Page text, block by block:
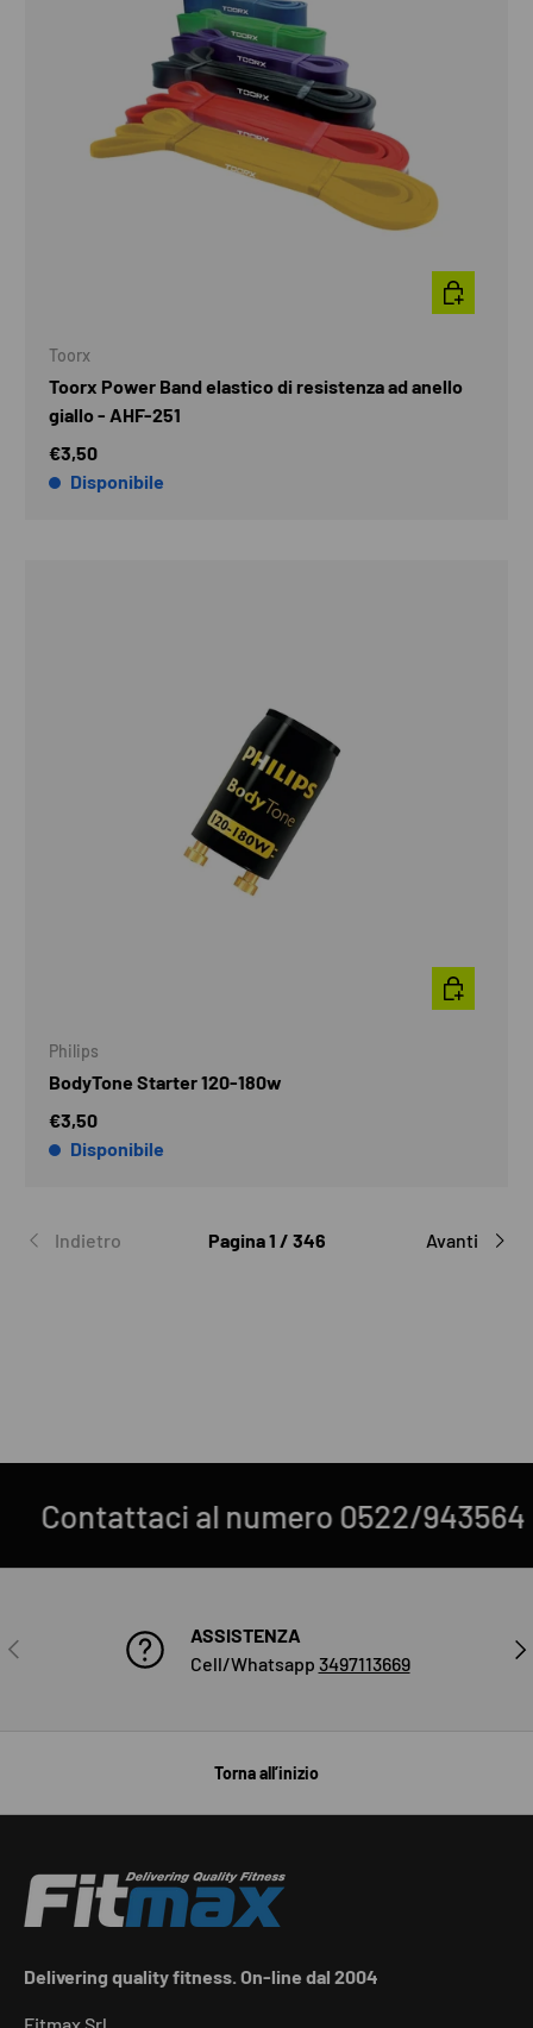
Toorx
Toorx Power Band elastico di resistenza ad anello
giallo - AHF-251
€3,50
Disponibile
AGGIUNGI
Philips
BodyTone Starter 120-180w
€3,50
Disponibile
AGGIUNGI
Indietro Pagina 1 / 346 Avanti
0522/943564 HAI UNA
INDIETRO
ASSISTENZA
Cell/Whatsapp 3497113669
Torna all’inizio
Delivering quality fitness. On-line dal 2004